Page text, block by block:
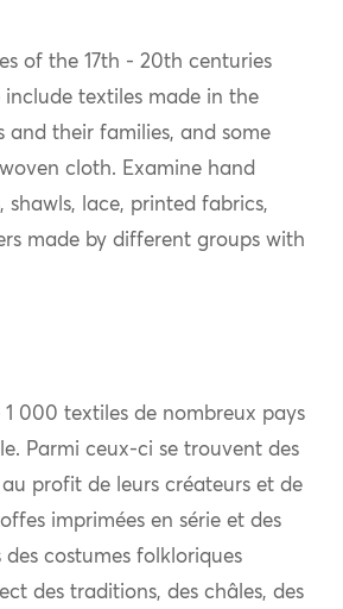
of the 17th - 20th centuries
textiles made in the
and their families, and some
cloth. Examine hand
lace, printed fabrics,
made by different groups with
000 textiles de nombreux pays
Parmi ceux-ci se trouvent des
profit de leurs créateurs et de
imprimées en série et des
costumes folkloriques
des traditions, des châles, des